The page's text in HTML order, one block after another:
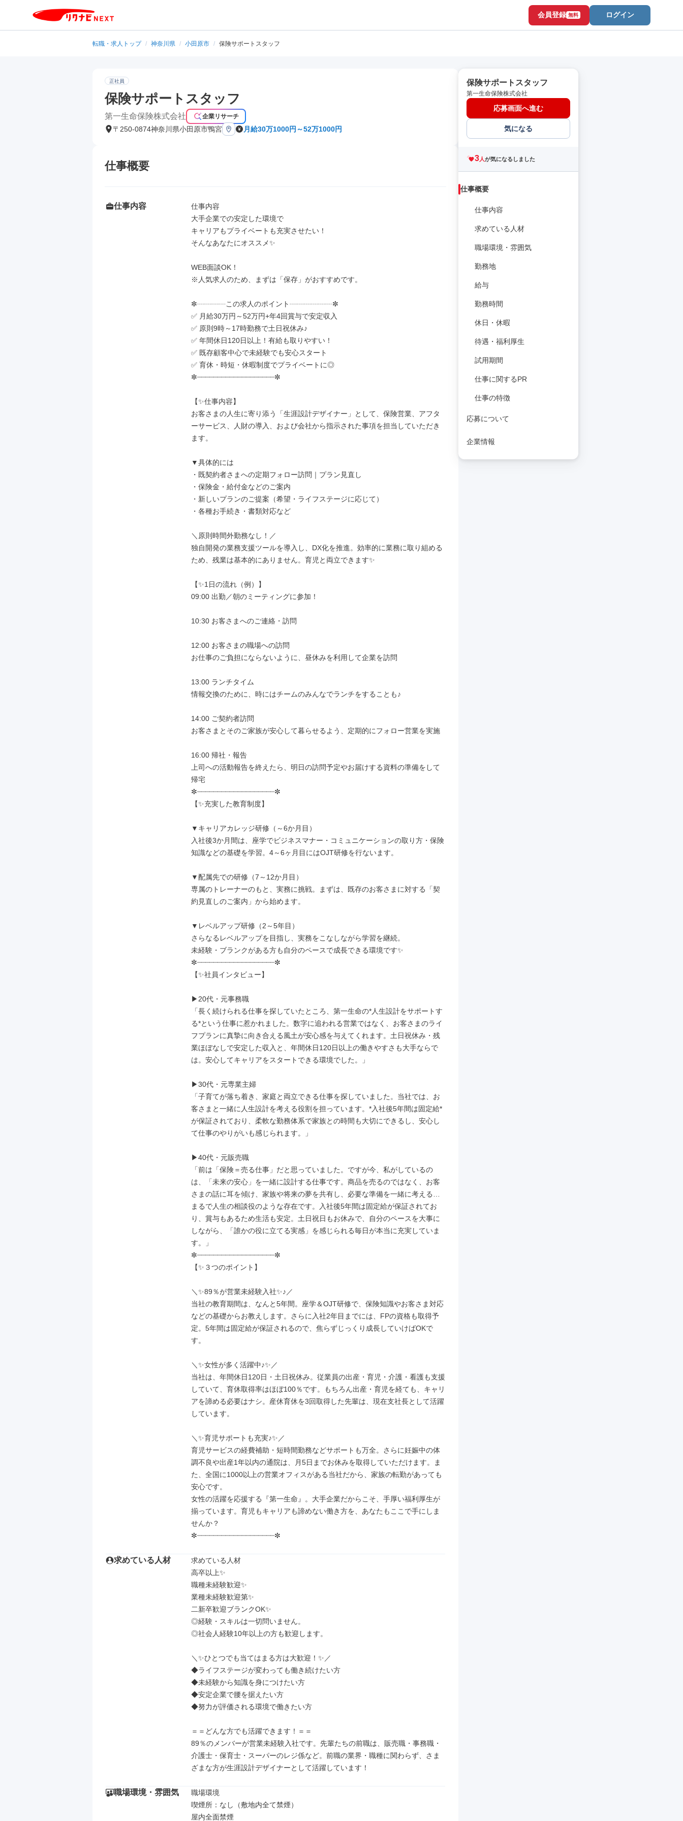
会員登録 無料 ログイン
転職・求人トップ / 神奈川県 / 小田原市 / 保険サポートスタッフ
正社員
保険サポートスタッフ
第一生命保険株式会社 企業リサーチ
〒250-0874神奈川県小田原市鴨宮 月給30万1000円～52万1000円
仕事概要
仕事内容
仕事内容
大手企業での安定した環境で
キャリアもプライベートも充実させたい！
そんなあなたにオススメ✨
WEB面談OK！
※人気求人のため、まずは「保存」がおすすめです。
✼┈┈┈┈この求人のポイント┈┈┈┈┈┈✼
✅ 月給30万円～52万円+年4回賞与で安定収入
✅ 原則9時～17時勤務で土日祝休み♪
✅ 年間休日120日以上！有給も取りやすい！
✅ 既存顧客中心で未経験でも安心スタート
✅ 育休・時短・休暇制度でプライベートに◎
✼┈┈┈┈┈┈┈┈┈┈┈┈┈┈┈┈┈┈┈✼
【✨仕事内容】
お客さまの人生に寄り添う「生涯設計デザイナー」として、保険営業、アフタ
ーサービス、人財の導入、および会社から指示された事項を担当していただき
ます。
▼具体的には
・既契約者さまへの定期フォロー訪問｜プラン見直し
・保険金・給付金などのご案内
・新しいプランのご提案（希望・ライフステージに応じて）
・各種お手続き・書類対応など
＼原則時間外勤務なし！／
独自開発の業務支援ツールを導入し、DX化を推進。効率的に業務に取り組める
ため、残業は基本的にありません。育児と両立できます✨
【✨1日の流れ（例）】
09:00 出勤／朝のミーティングに参加！
10:30 お客さまへのご連絡・訪問
12:00 お客さまの職場への訪問
お仕事のご負担にならないように、昼休みを利用して企業を訪問
13:00 ランチタイム
情報交換のために、時にはチームのみんなでランチをすることも♪
14:00 ご契約者訪問
お客さまとそのご家族が安心して暮らせるよう、定期的にフォロー営業を実施
16:00 帰社・報告
上司への活動報告を終えたら、明日の訪問予定やお届けする資料の準備をして
帰宅
✼┈┈┈┈┈┈┈┈┈┈┈┈┈┈┈┈┈┈┈✼
【✨充実した教育制度】
▼キャリアカレッジ研修（～6か月目）
入社後3か月間は、座学でビジネスマナー・コミュニケーションの取り方・保険
知識などの基礎を学習。4～6ヶ月目にはOJT研修を行ないます。
▼配属先での研修（7～12か月目）
専属のトレーナーのもと、実務に挑戦。まずは、既存のお客さまに対する「契
約見直しのご案内」から始めます。
▼レベルアップ研修（2～5年目）
さらなるレベルアップを目指し、実務をこなしながら学習を継続。
未経験・ブランクがある方も自分のペースで成長できる環境です✨
✼┈┈┈┈┈┈┈┈┈┈┈┈┈┈┈┈┈┈┈✼
【✨社員インタビュー】
▶20代・元事務職
「長く続けられる仕事を探していたところ、第一生命の*人生設計をサポートす
る*という仕事に惹かれました。数字に追われる営業ではなく、お客さまのライ
フプランに真摯に向き合える風土が安心感を与えてくれます。土日祝休み・残
業ほぼなしで安定した収入と、年間休日120日以上の働きやすさも大手ならで
は。安心してキャリアをスタートできる環境でした。」
▶30代・元専業主婦
「子育てが落ち着き、家庭と両立できる仕事を探していました。当社では、お
客さまと一緒に人生設計を考える役割を担っています。*入社後5年間は固定給*
が保証されており、柔軟な勤務体系で家族との時間も大切にできるし、安心し
て仕事のやりがいも感じられます。」
▶40代・元販売職
「前は「保険＝売る仕事」だと思っていました。ですが今、私がしているの
は、「未来の安心」を一緒に設計する仕事です。商品を売るのではなく、お客
さまの話に耳を傾け、家族や将来の夢を共有し、必要な準備を一緒に考える…
まるで人生の相談役のような存在です。入社後5年間は固定給が保証されてお
り、賞与もあるため生活も安定。土日祝日もお休みで、自分のペースを大事に
しながら、「誰かの役に立てる実感」を感じられる毎日が本当に充実していま
す。」
✼┈┈┈┈┈┈┈┈┈┈┈┈┈┈┈┈┈┈┈✼
【✨３つのポイント】
＼✨89％が営業未経験入社✨♪／
当社の教育期間は、なんと5年間。座学＆OJT研修で、保険知識やお客さま対応
などの基礎からお教えします。さらに入社2年目までには、FPの資格も取得予
定。5年間は固定給が保証されるので、焦らずじっくり成長していけばOKで
す。
＼✨女性が多く活躍中♪✨／
当社は、年間休日120日・土日祝休み。従業員の出産・育児・介護・看護も支援
していて、育休取得率はほぼ100％です。もちろん出産・育児を経ても、キャリ
アを諦める必要はナシ。産休育休を3回取得した先輩は、現在支社長として活躍
しています。
＼✨育児サポートも充実♪✨／
育児サービスの経費補助・短時間勤務などサポートも万全。さらに妊娠中の体
調不良や出産1年以内の通院は、月5日までお休みを取得していただけます。ま
た、全国に1000以上の営業オフィスがある当社だから、家族の転勤があっても
安心です。
女性の活躍を応援する『第一生命』。大手企業だからこそ、手厚い福利厚生が
揃っています。育児もキャリアも諦めない働き方を、あなたもここで手にしま
せんか？
✼┈┈┈┈┈┈┈┈┈┈┈┈┈┈┈┈┈┈┈✼
求めている人材
求めている人材
高卒以上✨
職種未経験歓迎✨
業種未経験歓迎第✨
二新卒歓迎ブランクOK✨
◎経験・スキルは一切問いません。
◎社会人経験10年以上の方も歓迎します。
＼✨ひとつでも当てはまる方は大歓迎！✨／
◆ライフステージが変わっても働き続けたい方
◆未経験から知識を身につけたい方
◆安定企業で腰を据えたい方
◆努力が評価される環境で働きたい方
＝＝どんな方でも活躍できます！＝＝
89％のメンバーが営業未経験入社です。先輩たちの前職は、販売職・事務職・
介護士・保育士・スーパーのレジ係など。前職の業界・職種に関わらず、さま
ざまな方が生涯設計デザイナーとして活躍しています！
職場環境・雰囲気
職場環境
喫煙所：なし（敷地内全て禁煙）
屋内全面禁煙
保険サポートスタッフ
第一生命保険株式会社
応募画面へ進む
気になる
3人が気になるしました
仕事概要
仕事内容
求めている人材
職場環境・雰囲気
勤務地
給与
勤務時間
休日・休暇
待遇・福利厚生
試用期間
仕事に関するPR
仕事の特徴
応募について
企業情報